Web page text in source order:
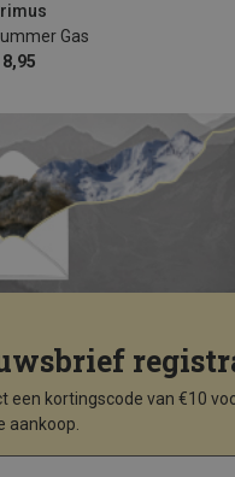
Gas
8,95
een kortingscode van €10
aankoop.